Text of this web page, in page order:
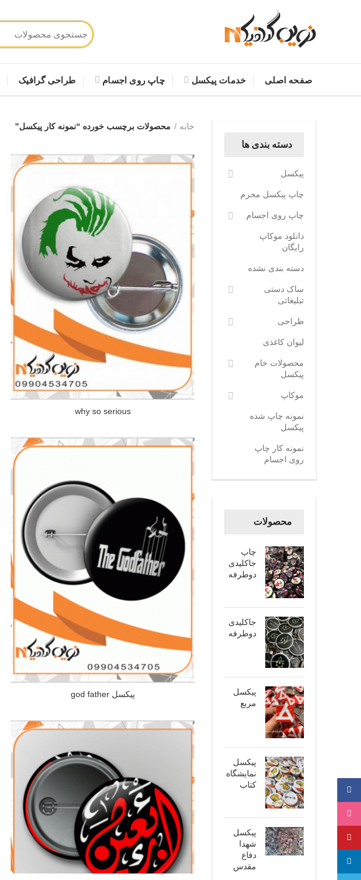
صفحه اصلی خدمات پیکسل چاپ روی اجسام طراحی گرافیک
خانه محصولات برچسب خورده “نمونه کار پیکسل”
why so serious
پیکسل god father
دسته بندی ها
پیکسل
چاپ پیکسل محرم
چاپ روی اجسام
دانلود موکاپ
رایگان
دسته بندی نشده
ساک دستی
تبلیغاتی
طراحی
لیوان کاغذی
محصولات خام
پیکسل
موکاپ
نمونه چاپ شده
پیکسل
نمونه کار چاپ
روی اجسام
محصولات
چاپ
جاکلیدی
دوطرفه
جاکلیدی
دوطرفه
پیکسل
مربع
پیکسل
نمایشگاه
کتاب
پیکسل
شهدا
دفاع
مقدس
فیسبوک
اینستاگرام
پینترست
لینکدین